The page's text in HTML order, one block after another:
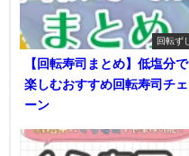
回転ずし
【回転寿司まとめ】低塩分で
楽しむおすすめ回転寿司チェ
ーン